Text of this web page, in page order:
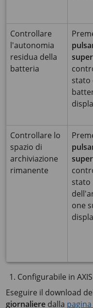
Controllare
l'autonomia
residua della
batteria
stato
Controllare lo
spazio di
archiviazione
rimanente
stato
one
Configurabile in
Eseguire il download
giornaliere dalla